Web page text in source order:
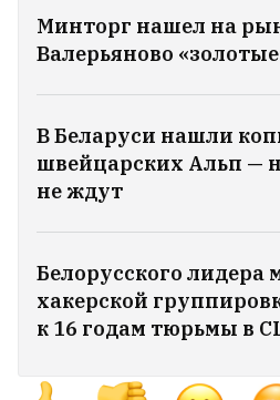
Минторг нашел на
Валерьяново
В Беларуси нашли
швейцарских Альп —
не ждут
Белорусского
хакерской
к 16 годам тюрьмы в
Актриса Марта
замуж — кто стал